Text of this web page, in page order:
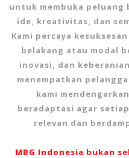
untuk membuka peluang
ide, kreativitas, dan
Kami percaya
belakang atau modal
inovasi, dan
menempatkan
kami
beradaptasi agar
relevan dan
MBG Indonesia bukan